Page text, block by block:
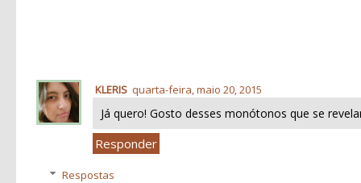
KLERIS quarta-feira, maio 20, 2015
Já quero! Gosto desses monótonos que se
Responder
Respostas